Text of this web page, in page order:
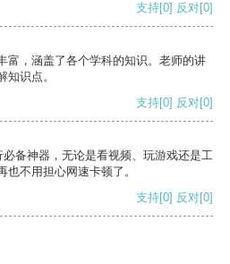
支持[0] 反对[0]
富，涵盖了各个学科的知识。老师的讲
识点。
支持[0] 反对[0]
备神器，无论是看视频、玩游戏还是工
不用担心网速卡顿了。
支持[0] 反对[0]